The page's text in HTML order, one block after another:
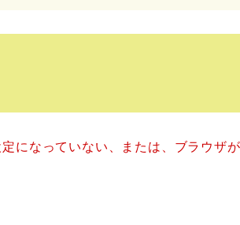
になっていない、または、ブラウザ